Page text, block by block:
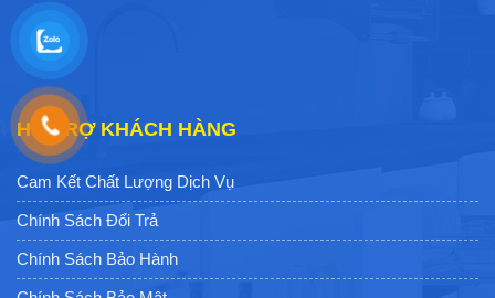
HỖ TRỢ KHÁCH HÀNG
Cam Kết Chất Lượng Dịch Vụ
Chính Sách Đổi Trả
Chính Sách Bảo Hành